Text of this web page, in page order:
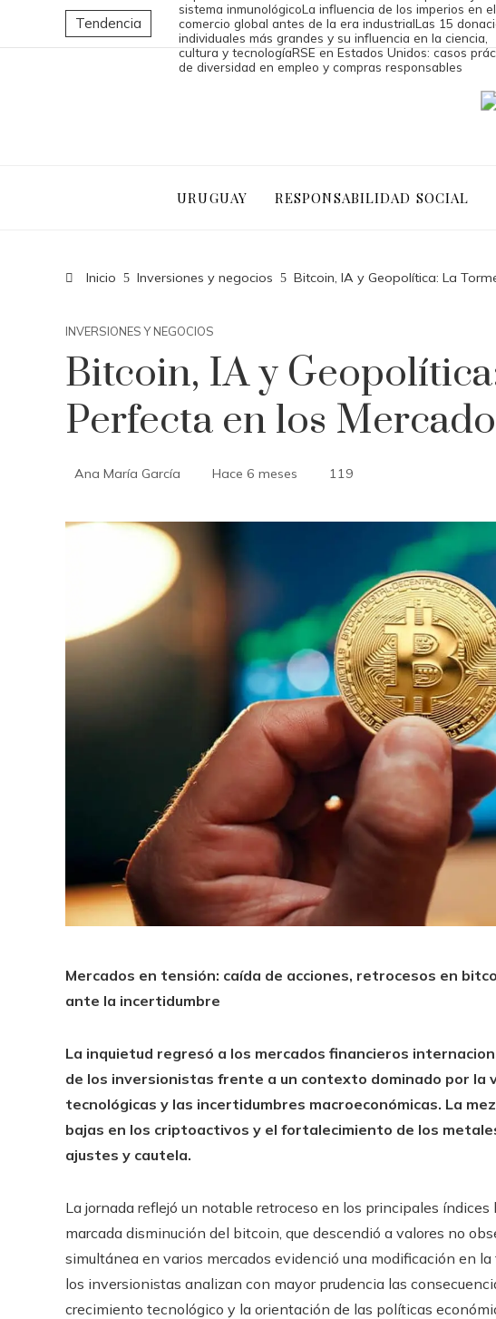
Tendencia
sistema inmunológicoLa influencia de los imperios en el
comercio global antes de la era industrialLas 15
individuales más grandes y su influencia en la ciencia,
cultura y tecnologíaRSE en Estados Unidos: casos
de diversidad en empleo y compras responsables
URUGUAY RESPONSABILIDAD SOCIAL
Inicio Inversiones y negocios Bitcoin, IA y Geopolítica: La
INVERSIONES Y NEGOCIOS
Bitcoin, IA y
Perfecta en los
Ana María García Hace 6 meses 119
Mercados en tensión: caída de acciones, retrocesos en
ante la incertidumbre
La inquietud regresó a los mercados financieros
de los inversionistas frente a un contexto dominado por la
tecnológicas y las incertidumbres macroeconómicas. La
bajas en los criptoactivos y el fortalecimiento de los
ajustes y cautela.
La jornada reflejó un notable retroceso en los principales
marcada disminución del bitcoin, que descendió a valores no
simultánea en varios mercados evidenció una modificación en
los inversionistas analizan con mayor prudencia las
crecimiento tecnológico y la orientación de las políticas